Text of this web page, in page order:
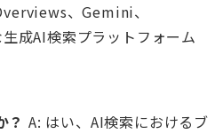
、Gemini、
成AI検索プラットフォーム
？ A: はい、AI検索におけるブ